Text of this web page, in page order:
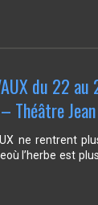
du 22
Théâtre
ne rentrent
l’herbe est